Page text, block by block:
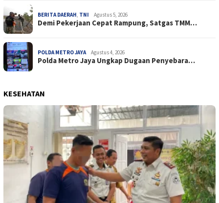
BERITA DAERAH, TNI Agustus 5, 2026
Demi Pekerjaan Cepat Rampung, Satgas TMM…
POLDA METRO JAYA Agustus 4, 2026
Polda Metro Jaya Ungkap Dugaan Penyebara…
KESEHATAN